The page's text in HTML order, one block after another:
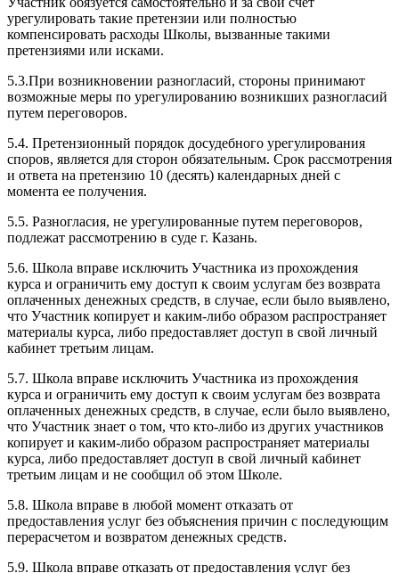
урегулировать такие претензии или полностью
компенсировать расходы Школы, вызванные такими
претензиями или исками.
5.3.При возникновении разногласий, стороны принимают
возможные меры по урегулированию возникших разногласий
путем переговоров.
5.4. Претензионный порядок досудебного урегулирования
споров, является для сторон обязательным. Срок рассмотрения
и ответа на претензию 10 (десять) календарных дней с
момента ее получения.
5.5. Разногласия, не урегулированные путем переговоров,
подлежат рассмотрению в суде г. Казань.
5.6. Школа вправе исключить Участника из прохождения
курса и ограничить ему доступ к своим услугам без возврата
оплаченных денежных средств, в случае, если было выявлено,
что Участник копирует и каким-либо образом распространяет
материалы курса, либо предоставляет доступ в свой личный
кабинет третьим лицам.
5.7. Школа вправе исключить Участника из прохождения
курса и ограничить ему доступ к своим услугам без возврата
оплаченных денежных средств, в случае, если было выявлено,
что Участник знает о том, что кто-либо из других участников
копирует и каким-либо образом распространяет материалы
курса, либо предоставляет доступ в свой личный кабинет
третьим лицам и не сообщил об этом Школе.
5.8. Школа вправе в любой момент отказать от
предоставления услуг без объяснения причин с последующим
перерасчетом и возвратом денежных средств.
5.9. Школа вправе отказать от предоставления услуг без